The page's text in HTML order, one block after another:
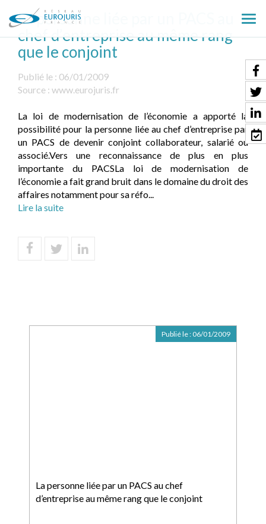
le
La personne liée par un PACS au
chef d’entreprise au même rang
que le conjoint
Publié le : 06/01/2009
Source : www.eurojuris.fr
La loi de modernisation de l’économie a apporté la
possibilité pour la personne liée au chef d’entreprise par
un PACS de devenir conjoint collaborateur, salarié ou
associé.Vers une reconnaissance de plus en plus
importante du PACSLa loi de modernisation de
l’économie a fait grand bruit dans le domaine du droit des
affaires notamment pour sa réfo...
Lire la suite
La personne liée par un PACS au chef
d’entreprise au même rang que le conjoint
Publié le : 06/01/2009